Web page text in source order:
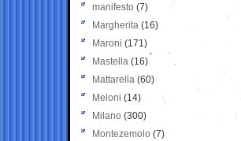
manifesto (7)
Margherita (16)
Maroni (171)
Mastella (16)
Mattarella (60)
Meloni (14)
Milano (300)
Montezemolo (7)